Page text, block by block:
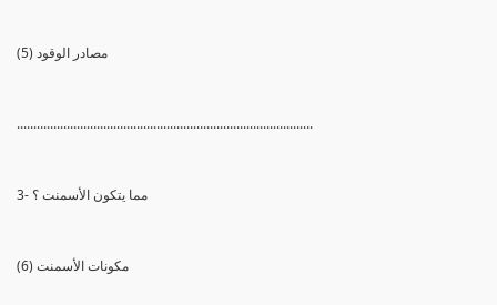
(5) مصادر الوقود
.........................................................................................
3- مما يتكون الأسمنت ؟
(6) مكونات الأسمنت